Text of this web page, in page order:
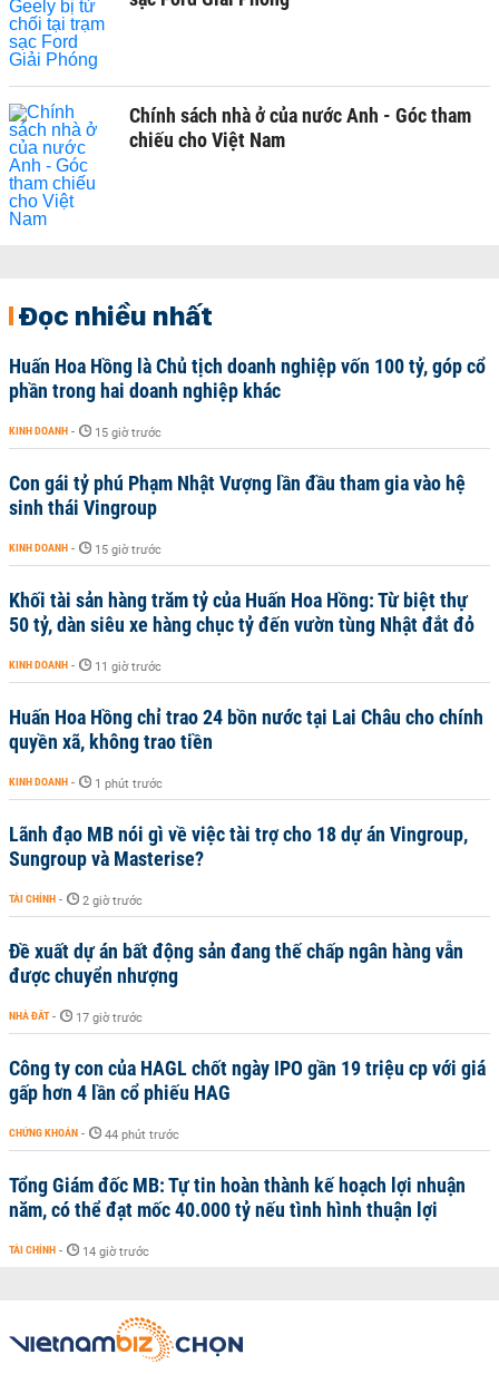
Chính sách nhà ở của nước Anh - Góc tham
chiếu cho Việt Nam
Đọc nhiều nhất
Huấn Hoa Hồng là Chủ tịch doanh nghiệp vốn 100 tỷ, góp cổ
phần trong hai doanh nghiệp khác
KINH DOANH - 15 giờ trước
Con gái tỷ phú Phạm Nhật Vượng lần đầu tham gia vào hệ
sinh thái Vingroup
KINH DOANH - 15 giờ trước
Khối tài sản hàng trăm tỷ của Huấn Hoa Hồng: Từ biệt thự
50 tỷ, dàn siêu xe hàng chục tỷ đến vườn tùng Nhật đắt đỏ
KINH DOANH - 11 giờ trước
Huấn Hoa Hồng chỉ trao 24 bồn nước tại Lai Châu cho chính
quyền xã, không trao tiền
KINH DOANH - 1 phút trước
Lãnh đạo MB nói gì về việc tài trợ cho 18 dự án Vingroup,
Sungroup và Masterise?
TÀI CHÍNH - 2 giờ trước
Đề xuất dự án bất động sản đang thế chấp ngân hàng vẫn
được chuyển nhượng
NHÀ ĐẤT - 17 giờ trước
Công ty con của HAGL chốt ngày IPO gần 19 triệu cp với giá
gấp hơn 4 lần cổ phiếu HAG
CHỨNG KHOÁN - 44 phút trước
Tổng Giám đốc MB: Tự tin hoàn thành kế hoạch lợi nhuận
năm, có thể đạt mốc 40.000 tỷ nếu tình hình thuận lợi
TÀI CHÍNH - 14 giờ trước